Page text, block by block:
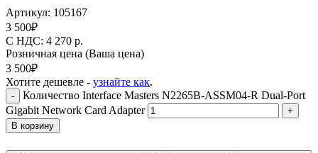
Артикул: 105167
3 500₽
C НДС: 4 270 р.
Розничная цена (Ваша цена)
3 500₽
Хотите дешевле - узнайте как.
-
Количество Interface Masters N2265B-ASSM04-R Dual-Port
Gigabit Network Card Adapter
+
В корзину